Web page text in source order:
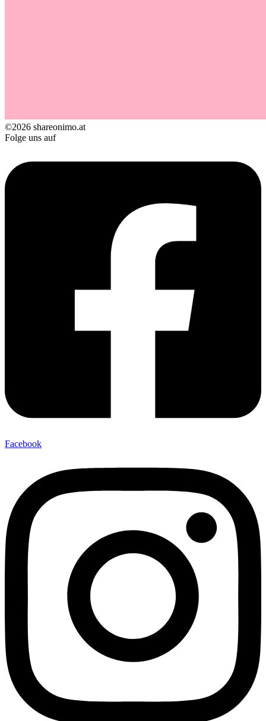
©2026 shareonimo.at
Folge uns auf
Facebook